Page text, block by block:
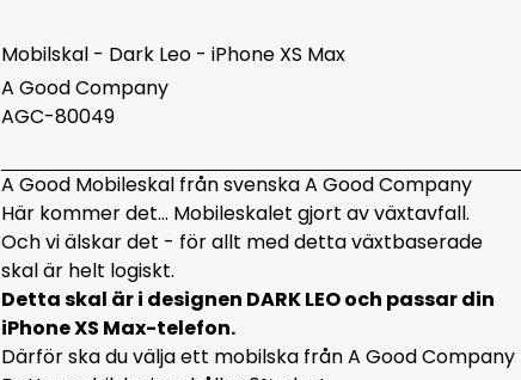
Mobilskal - Dark Leo - iPhone XS Max
A Good Company
AGC-80049
A Good Mobileskal från svenska A Good Company
Här kommer det... Mobileskalet gjort av växtavfall.
Och vi älskar det - för allt med detta växtbaserade
skal är helt logiskt.
Detta skal är i designen DARK LEO och passar din
iPhone XS Max-telefon.
Därför ska du välja ett mobilska från A Good Company